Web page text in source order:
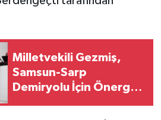
Milletvekili Gezmiş,
Samsun-Sarp
Demiryolu İçin Önerge